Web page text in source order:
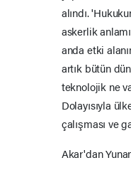
alındı.
askerlik
anda etki
artık bütün
teknolojik ne
Dolayısıyla
çalışması ve
Akar'dan